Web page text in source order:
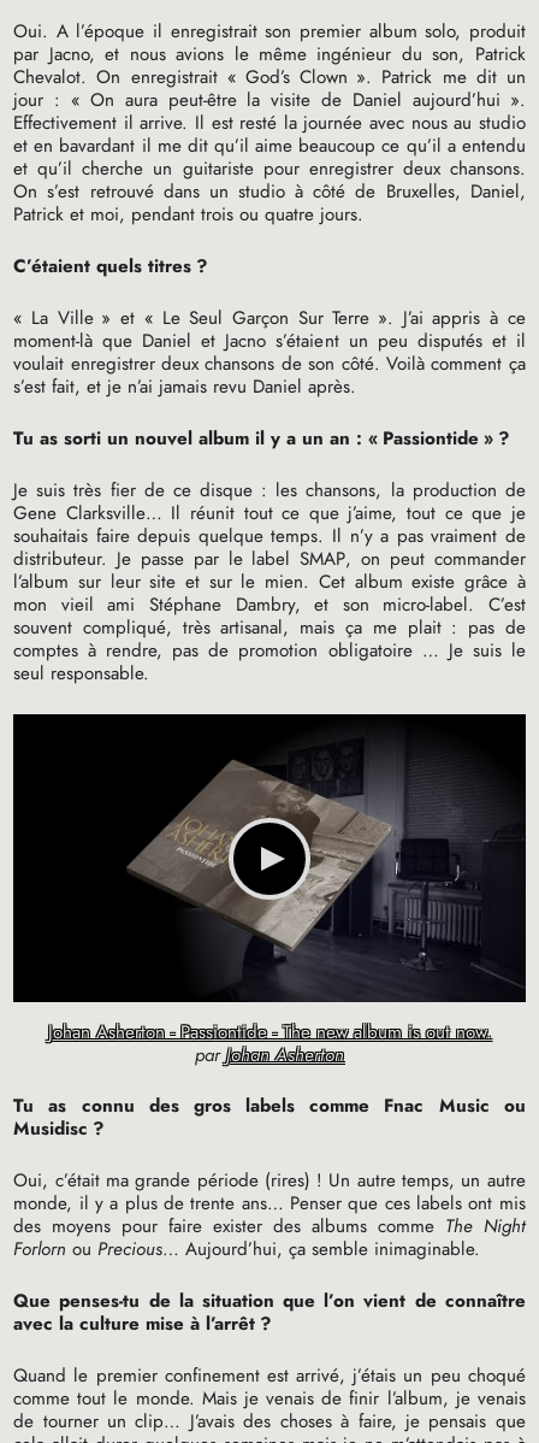
Oui. A l’époque il enregistrait son premier album solo, produit
par Jacno, et nous avions le même ingénieur du son, Patrick
Chevalot. On enregistrait « God’s Clown ». Patrick me dit un
jour : « On aura peut-être la visite de Daniel aujourd’hui ».
Effectivement il arrive. Il est resté la journée avec nous au studio
et en bavardant il me dit qu’il aime beaucoup ce qu’il a entendu
et qu’il cherche un guitariste pour enregistrer deux chansons.
On s’est retrouvé dans un studio à côté de Bruxelles, Daniel,
Patrick et moi, pendant trois ou quatre jours.
C’étaient quels titres ?
« La Ville » et « Le Seul Garçon Sur Terre ». J’ai appris à ce
moment-là que Daniel et Jacno s’étaient un peu disputés et il
voulait enregistrer deux chansons de son côté. Voilà comment ça
s’est fait, et je n’ai jamais revu Daniel après.
Tu as sorti un nouvel album il y a un an : « Passiontide» ?
Je suis très fier de ce disque : les chansons, la production de
Gene Clarksville… Il réunit tout ce que j’aime, tout ce que je
souhaitais faire depuis quelque temps. Il n’y a pas vraiment de
distributeur. Je passe par le labelSMAP, on peut commander
l’album sur leur site et sur le mien. Cet album existe grâce à
mon vieil ami Stéphane Dambry, et son micro-label. C’est
souvent compliqué, très artisanal, mais ça me plait : pas de
comptes à rendre, pas de promotion obligatoire … Je suis le
seul responsable.
Johan Asherton - Passiontide - The new album is out now.
parJohan Asherton
Tu as connu des gros labels comme Fnac Music ou
Musidisc ?
Oui, c’était ma grande période (rires) ! Un autre temps, un autre
monde, il y a plus de trente ans… Penser que ces labels ont mis
des moyens pour faire exister des albums comme The Night
Forlorn ouPrecious… Aujourd’hui, ça semble inimaginable.
Que penses-tu de la situation que l’on vient de connaître
avec la culture mise à l’arrêt ?
Quand le premier confinement est arrivé, j’étais un peu choqué
comme tout le monde. Mais je venais de finir l’album, je venais
de tourner un clip… J’avais des choses à faire, je pensais que